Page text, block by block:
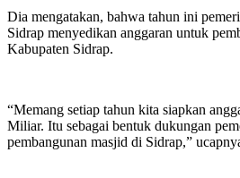
Dia mengatakan, bahwa tahun ini
Sidrap menyedikan anggaran untuk
Kabupaten Sidrap.
“Memang setiap tahun kita siapkan
Miliar. Itu sebagai bentuk dukungan
pembangunan masjid di Sidrap,”